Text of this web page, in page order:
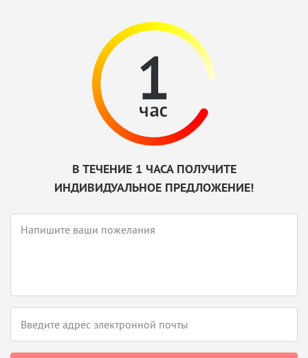
В ТЕЧЕНИЕ 1 ЧАСА ПОЛУЧИТЕ
ИНДИВИДУАЛЬНОЕ ПРЕДЛОЖЕНИЕ!